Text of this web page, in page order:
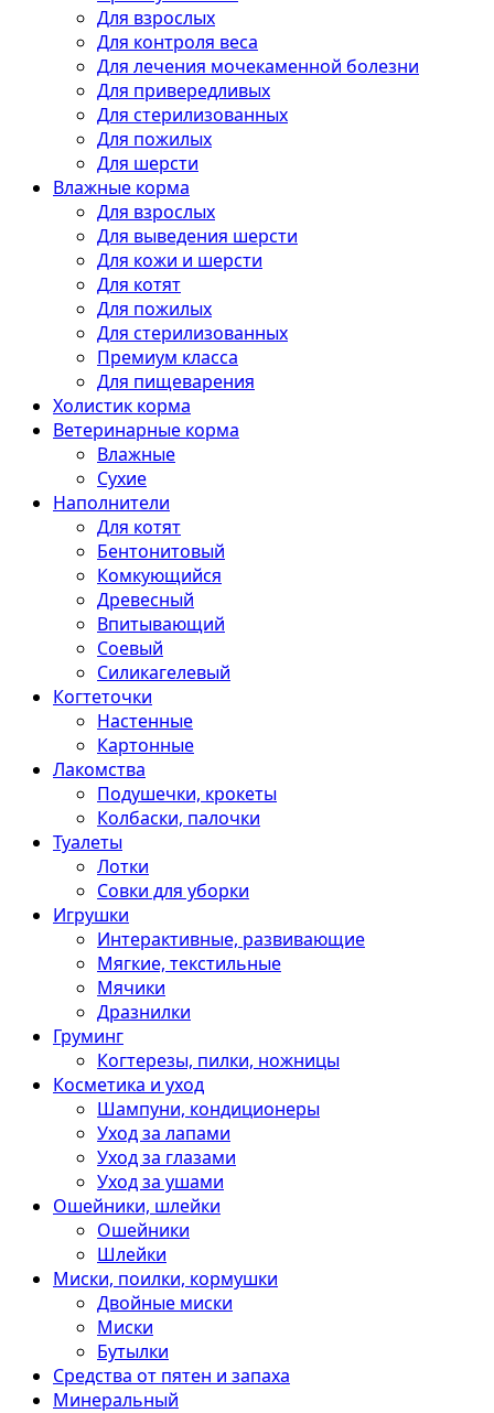
Для взрослых
Для контроля веса
Для лечения мочекаменной болезни
Для привередливых
Для стерилизованных
Для пожилых
Для шерсти
Влажные корма
Для взрослых
Для выведения шерсти
Для кожи и шерсти
Для котят
Для пожилых
Для стерилизованных
Премиум класса
Для пищеварения
Холистик корма
Ветеринарные корма
Влажные
Сухие
Наполнители
Для котят
Бентонитовый
Комкующийся
Древесный
Впитывающий
Соевый
Силикагелевый
Когтеточки
Настенные
Картонные
Лакомства
Подушечки, крокеты
Колбаски, палочки
Туалеты
Лотки
Совки для уборки
Игрушки
Интерактивные, развивающие
Мягкие, текстильные
Мячики
Дразнилки
Груминг
Когтерезы, пилки, ножницы
Косметика и уход
Шампуни, кондиционеры
Уход за лапами
Уход за глазами
Уход за ушами
Ошейники, шлейки
Ошейники
Шлейки
Миски, поилки, кормушки
Двойные миски
Миски
Бутылки
Средства от пятен и запаха
Минеральный